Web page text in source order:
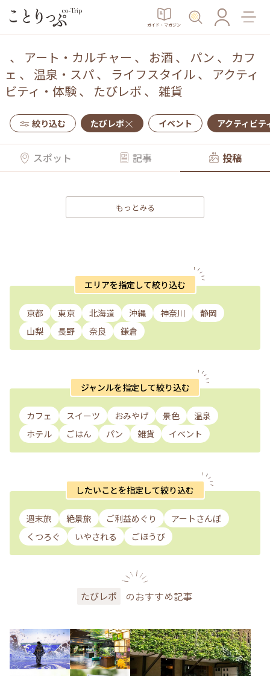
ガイド・マガジン
、 アート・カルチャー 、 お酒 、 パン 、 カフ
ェ 、 温泉・スパ、 ライフスタイル、 アクティ
ビティ・体験、 たびレポ 、 雑貨
絞り込む たびレポ イベント アクティビテ
スポット 記事 投稿
もっとみる
エリアを指定して絞り込む
京都 東京 北海道 沖縄 神奈川
静岡
山梨
長野 奈良 鎌倉
ジャンルを指定して絞り込む
カフェ スイーツ おみやげ 景色
温泉
ホテル
ごはん パン 雑貨 イベント
したいことを指定して絞り込む
週末旅 絶景旅 ご利益めぐり
アートさんぽ
くつろぐ
いやされる ごほうび
たびレポ のおすすめ記事